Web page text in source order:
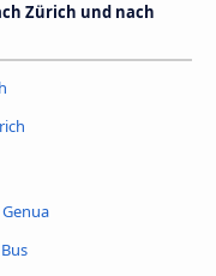
Zürich und nach